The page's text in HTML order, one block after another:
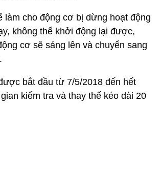
làm cho động cơ bị dừng hoạt động
không thể khởi động lại được,
cơ sẽ sáng lên và chuyển sang
bắt đầu từ 7/5/2018 đến hết
kiểm tra và thay thế kéo dài 20